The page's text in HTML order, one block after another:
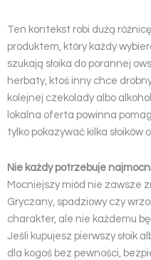
Ten kontekst robi dużą
produktem, który każdy
szukają słoika do porannej
herbaty, ktoś inny chce
kolejnej czekolady albo
lokalna oferta powinna
tylko pokazywać kilka słoików
Nie każdy potrzebuje
Mocniejszy miód nie zawsze
Gryczany, spadziowy czy
charakter, ale nie każdemu
Jeśli kupujesz pierwszy słoik
dla kogoś bez pewności,